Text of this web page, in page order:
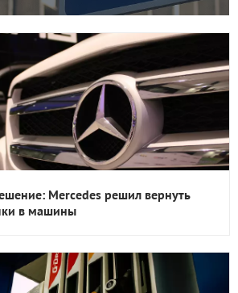
Mercedes решил вернуть
в машины